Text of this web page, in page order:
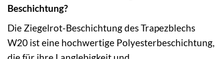
Beschichtung?
Die Ziegelrot-Beschichtung des Trapezblechs
W20 ist eine hochwertige Polyesterbeschichtung,